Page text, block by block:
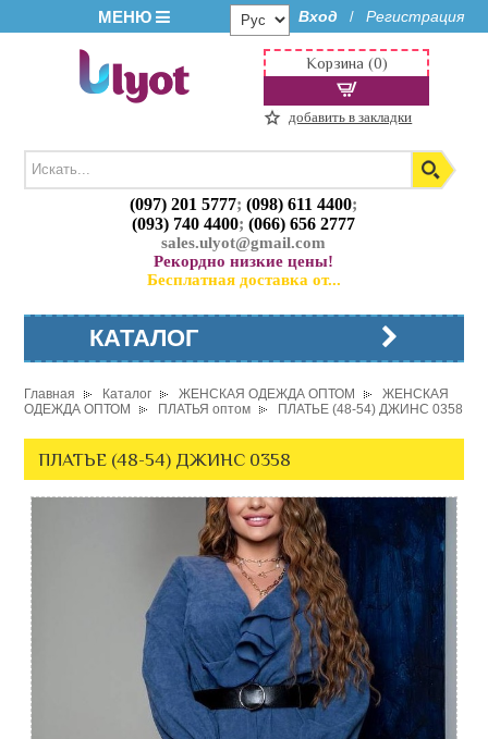
МЕНЮ Вход / Регистрация
(097) 201 5777;(098) 611 4400;
(093) 740 4400;(066) 656 2777
sales.ulyot@gmail.com
Рекордно низкие цены!
Бесплатная доставка от...
Корзина (0)
добавить в закладки
КАТАЛОГ
Главная Каталог ЖЕНСКАЯ ОДЕЖДА ОПТОМ
ЖЕНСКАЯ
ОДЕЖДА ОПТОМ
ПЛАТЬЯ оптом ПЛАТЬЕ (48-54) ДЖИНС 0358
ПЛАТЬЕ (48-54) ДЖИНС 0358